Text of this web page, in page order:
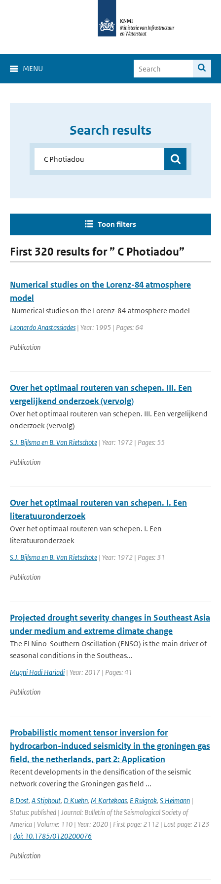
MENU
Search results
Toon filters
First 320 results for ” C Photiadou”
Numerical studies on the Lorenz-84 atmosphere
model
Numerical studies on the Lorenz-84 atmosphere model
Leonardo Anastassiades | Year: 1995 | Pages: 64
Publication
Over het optimaal routeren van schepen. III. Een
vergelijkend onderzoek (vervolg)
Over het optimaal routeren van schepen. III. Een vergelijkend
onderzoek (vervolg)
S.J. Bijlsma en B. Van Rietschote | Year: 1972 | Pages: 55
Publication
Over het optimaal routeren van schepen. I. Een
literatuuronderzoek
Over het optimaal routeren van schepen. I. Een
literatuuronderzoek
S.J. Bijlsma en B. Van Rietschote | Year: 1972 | Pages: 31
Publication
Projected drought severity changes in Southeast Asia
under medium and extreme climate change
The El Nino-Southern Oscillation (ENSO) is the main driver of
seasonal conditions in the Southeas...
Mugni Hadi Hariadi | Year: 2017 | Pages: 41
Publication
Probabilistic moment tensor inversion for
hydrocarbon-induced seismicity in the groningen gas
field, the netherlands, part 2: Application
Recent developments in the densification of the seismic
network covering the Groningen gas field ...
B Dost, A Stiphout, D Kuehn, M Kortekaas, E Ruigrok, S Heimann |
Status: published | Journal: Bulletin of the Seismological Society of
America | Volume: 110 | Year: 2020 | First page: 2112 | Last page: 2123
| doi: 10.1785/0120200076
Publication